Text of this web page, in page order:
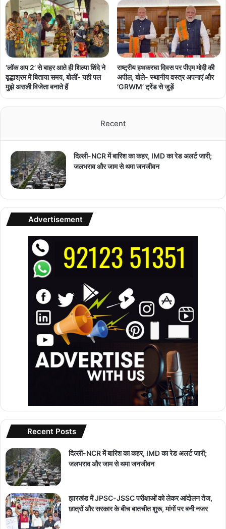
‘लॉक अप 2’ से बाहर आते ही शिल्पा शिंदे ने
वृद्धाश्रम में बिताया समय, बोलीं- यही पल
मुझे असली विजेता बनाते हैं
राष्ट्रीय हथकरघा दिवस पर पीएम मोदी की
अपील, बोले- स्थानीय वस्त्र अपनाएं और
‘GRWM’ ट्रेंड से जुड़ें
Recent
दिल्ली-NCR में बारिश का कहर, IMD का रेड अलर्ट जारी;
जलभराव और जाम से थमा जनजीवन
Advertisement
Recent Posts
दिल्ली-NCR में बारिश का कहर, IMD का रेड अलर्ट जारी;
जलभराव और जाम से थमा जनजीवन
झारखंड में JPSC-JSSC परीक्षाओं को लेकर आंदोलन तेज,
छात्रों और सरकार के बीच बातचीत शुरू, मांगों पर बनी नजर